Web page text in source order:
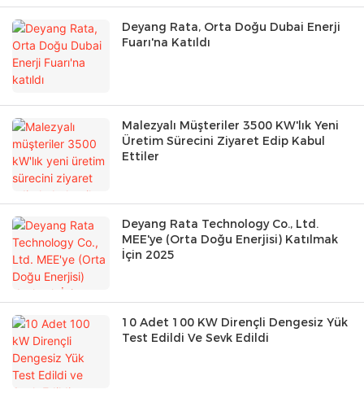
Deyang Rata, Orta Doğu Dubai Enerji
Fuarı'na Katıldı
Malezyalı Müşteriler 3500 KW'lık Yeni
Üretim Sürecini Ziyaret Edip Kabul
Ettiler
Deyang Rata Technology Co., Ltd.
MEE'ye (Orta Doğu Enerjisi) Katılmak
İçin 2025
10 Adet 100 KW Dirençli Dengesiz Yük
Test Edildi Ve Sevk Edildi